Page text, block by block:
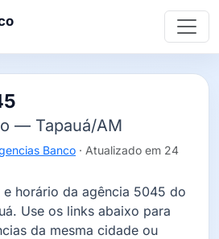
— Tapauá/AM
Banco · Atualizado em 24
e horário da agência 5045 do
Use os links abaixo para
da mesma cidade ou